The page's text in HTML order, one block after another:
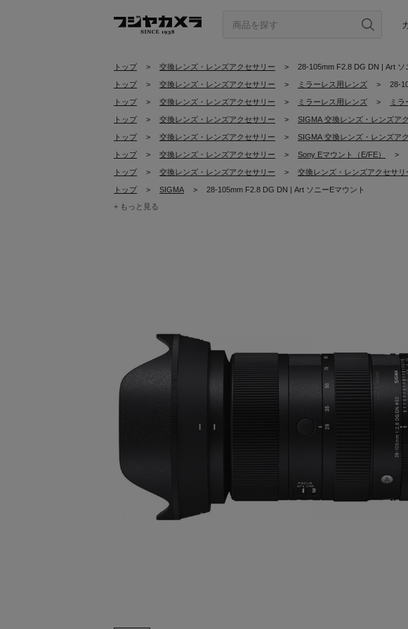
トップ > 交換レンズ・レンズアクセサリー > 28-105mm F2.8 DG DN | Art ソ
トップ > 交換レンズ・レンズアクセサリー > ミラーレス用レンズ > 28-
トップ > 交換レンズ・レンズアクセサリー > ミラーレス用レンズ > ミ
トップ > 交換レンズ・レンズアクセサリー > SIGMA 交換レンズ・レンズア
トップ > 交換レンズ・レンズアクセサリー > SIGMA 交換レンズ・レンズア
トップ > 交換レンズ・レンズアクセサリー > Sony Eマウント（E/FE） >
トップ > 交換レンズ・レンズアクセサリー > 交換レンズ・レンズアクセサリ
トップ > SIGMA >
28-105mm F2.8 DG DN | Art ソニーEマウント
+ もっと見る